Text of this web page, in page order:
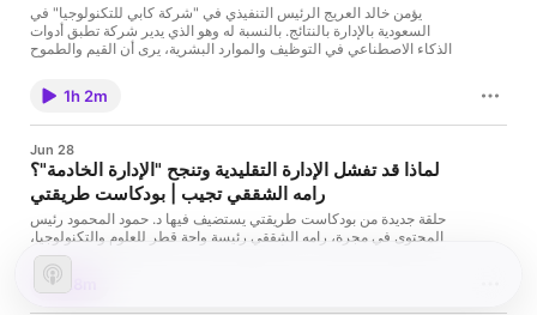
يؤمن خالد العريج الرئيس التنفيذي في "شركة كابي للتكنولوجيا" في
السعودية بالإدارة بالنتائج. بالنسبة له وهو الذي يدير شركة تطبق أدوات
الذكاء الاصطناعي في التوظيف والموارد البشرية، يرى أن القيم والطموح
"العبقري الأحمق". ويرى أن الأقل خبرة قد يستحق الترقية أكثر من الأقدم
لأن الخبرة هي مفهوم يحتاج للتوضيح بحسب نوع المهام التي قام بها
الإنسان وليس عدد السنوات.
1h 2m
Jun 28
لماذا قد تفشل الإدارة التقليدية وتنجح "الإدارة الخادمة"؟
رامه الشققي تجيب | بودكاست طريقتي
حلقة جديدة من بودكاست طريقتي يستضيف فيها د. حمود المحمود رئيس
المحتوى في مجرة، رامه الشققي رئيسة واحة قطر للعلوم والتكنولوجيا،
صاحبة الخبرة الطويلة في تأسيس الشركات الناشئة ورعاية وتوجيه رواد
الأعمال. تقدم خبرتها الريادية والإدارية التي تجمع بين الإدارة الخادمة
والصراحة المطلقة. فكيف تجمع بين هذين المنهجين في الإدارة بنجاح؟
حمّل تطبيق مجرة: أبل: https://apple.co/4f4aTMf أندرويد: